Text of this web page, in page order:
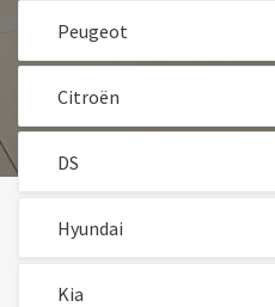
Peugeot
Citroën
DS
Hyundai
Kia